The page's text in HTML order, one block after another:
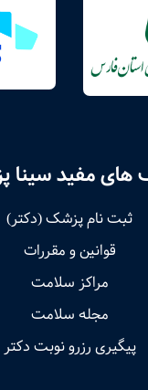
های مفید
ثبت نام پزشک (دکتر)
قوانین و مقررات
مراکز سلامت
مجله سلامت
پیگیری رزرو نوبت دکتر